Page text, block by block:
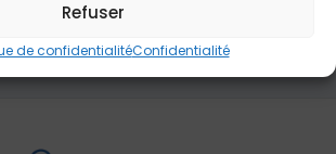
Refuser
de confidentialitéConfidentialité